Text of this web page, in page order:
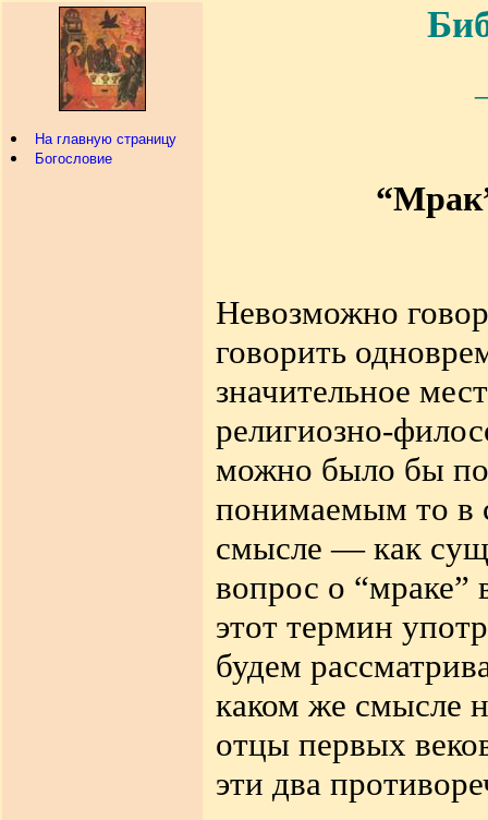
На главную страницу
Богословие
Невозможно
говорить
значительное
религиозно-
можно было бы
понимаемым то в
смысле — как
вопрос о “мраке”
этот термин
будем
каком же смысле
отцы первых
эти два